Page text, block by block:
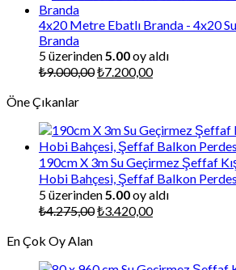
₺252,00.
4x20 Metre Ebatlı Branda - 4x20
Branda
5 üzerinden 5.00oy aldı
₺9.000,00Orijinal
₺7.200,00Şu
Öne Çıkanlar
190cm X 3m Su Geçirmez Şeffaf
Hobi Bahçesi, Şeffaf Balkon
5 üzerinden 5.00oy aldı
₺4.275,00Orijinal
₺3.420,00Şu
En Çok Oy Alan